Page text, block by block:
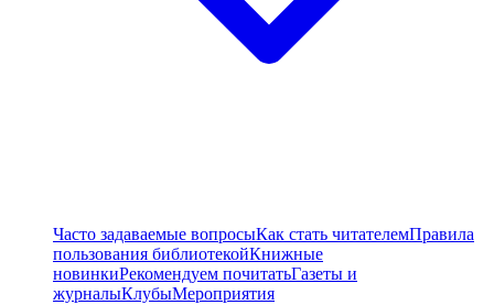
Часто задаваемые вопросыКак стать читателемПравила
пользования библиотекойКнижные
новинкиРекомендуем почитатьГазеты и
журналыКлубыМероприятия